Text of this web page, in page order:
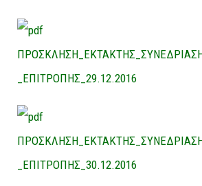
_ΕΠΙΤΡΟΠΗΣ_29.12.2016
_ΕΠΙΤΡΟΠΗΣ_30.12.2016